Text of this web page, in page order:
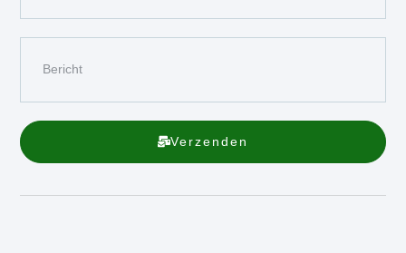
Verzenden